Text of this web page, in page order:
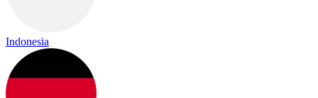
Indonesia